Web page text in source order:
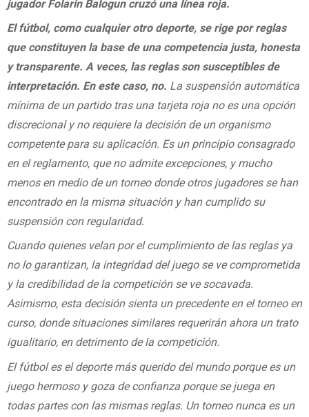
jugador Folarin Balogun cruzó una línea roja.
El fútbol, ​​como cualquier otro deporte, se rige por reglas
que constituyen la base de una competencia justa, honesta
y transparente. A veces, las reglas son susceptibles de
interpretación. En este caso, no. La suspensión automática
mínima de un partido tras una tarjeta roja no es una opción
discrecional y no requiere la decisión de un organismo
competente para su aplicación. Es un principio consagrado
en el reglamento, que no admite excepciones, y mucho
menos en medio de un torneo donde otros jugadores se han
encontrado en la misma situación y han cumplido su
suspensión con regularidad.
Cuando quienes velan por el cumplimiento de las reglas ya
no lo garantizan, la integridad del juego se ve comprometida
y la credibilidad de la competición se ve socavada.
Asimismo, esta decisión sienta un precedente en el torneo en
curso, donde situaciones similares requerirán ahora un trato
igualitario, en detrimento de la competición.
El fútbol es el deporte más querido del mundo porque es un
juego hermoso y goza de confianza porque se juega en
todas partes con las mismas reglas. Un torneo nunca es un